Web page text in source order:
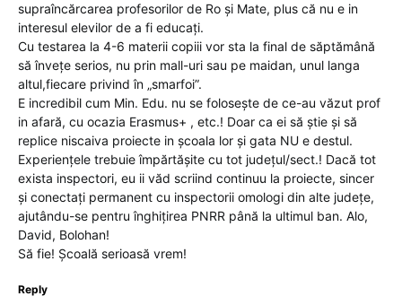
supraîncărcarea profesorilor de Ro și Mate, plus că nu e in
interesul elevilor de a fi educați.
Cu testarea la 4-6 materii copiii vor sta la final de săptămână
să învețe serios, nu prin mall-uri sau pe maidan, unul langa
altul,fiecare privind în „smarfoi”.
E incredibil cum Min. Edu. nu se folosește de ce-au văzut prof
in afară, cu ocazia Erasmus+ , etc.! Doar ca ei să știe și să
replice niscaiva proiecte in școala lor și gata NU e destul.
Experiențele trebuie împărtășite cu tot județul/sect.! Dacă tot
exista inspectori, eu ii văd scriind continuu la proiecte, sincer
și conectați permanent cu inspectorii omologi din alte județe,
ajutându-se pentru înghițirea PNRR până la ultimul ban. Alo,
David, Bolohan!
Să fie! Școală serioasă vrem!
Reply